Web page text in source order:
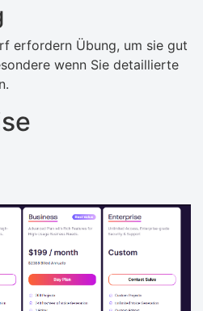
erfordern Übung, um sie gut
wenn Sie detaillierte